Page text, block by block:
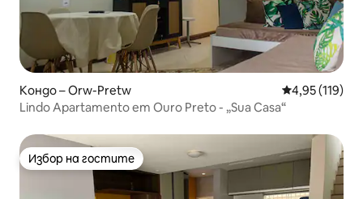
Кондо – Orw-Pretw Средна
4,95 (119)
Lindo Apartamento em Ouro Preto - „Sua Casa“
Избор на гостите
Избор на гостите